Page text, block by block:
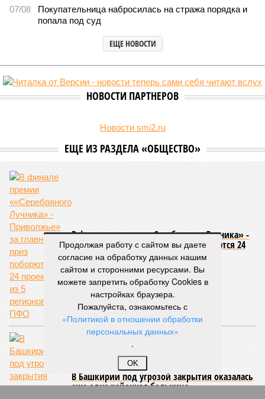
07/08
Покупательница набросилась на стража порядка и
попала под суд
ЕЩЕ НОВОСТИ
НОВОСТИ ПАРТНЕРОВ
Новости smi2.ru
ЕЩЕ ИЗ РАЗДЕЛА «ОБЩЕСТВО»
В финале премии ««Серебряного Лучника» -
Приволжье» за главный приз поборются 24
проекта из 5 регионов ПФО
В Башкирии под угрозой закрытия оказалась
еще одна районная больница
Продолжая работу с сайтом вы даете
согласие на обработку данных нашим
сайтом и сторонними ресурсами. Вы
можете запретить обработку Cookies в
настройках браузера.
Пожалуйста, ознакомьтесь с
«Политикой в отношении обработки
персональных данных»
.
OK